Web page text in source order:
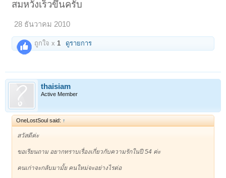
สมหวังเร็วขึ้นครับ
28 ธันวาคม 2010
ถูกใจ x 1 ดูรายการ
thaisiam
Active Member
OneLostSoul said: ↑
สวัสดีค่ะ
ขอเรียนถาม อยากทราบเรื่องเกี่ยวกับความรักในปี 54 ค่ะ
คนเก่าจะกลับมามั้ย คนใหม่จะอย่างไรต่อ